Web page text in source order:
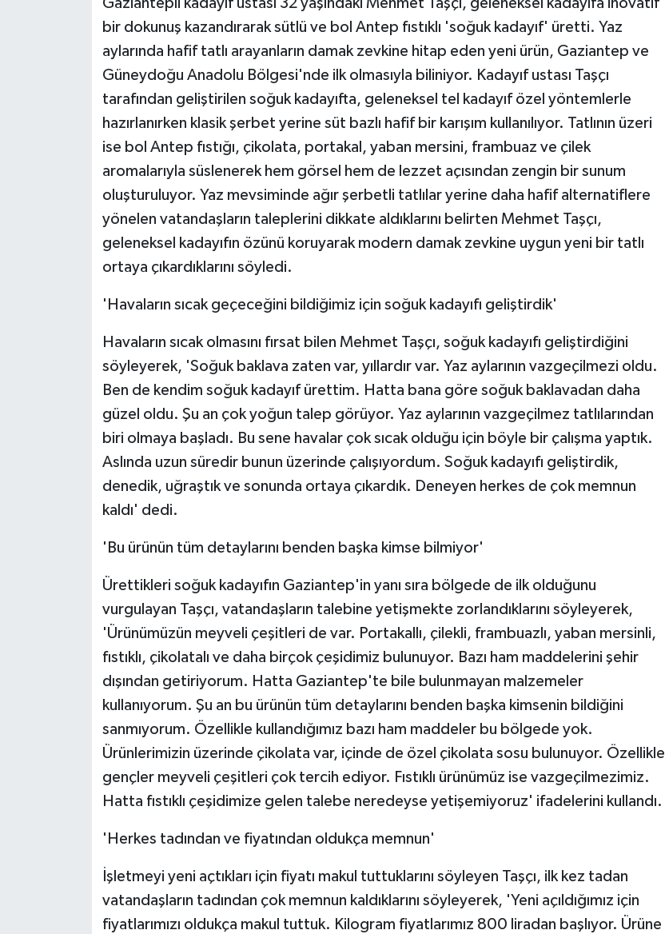
Gaziantepli kadayıf ustası 32 yaşındaki Mehmet Taşçı, geleneksel kadayıfa inovatif
bir dokunuş kazandırarak sütlü ve bol Antep fıstıklı 'soğuk kadayıf' üretti. Yaz
aylarında hafif tatlı arayanların damak zevkine hitap eden yeni ürün, Gaziantep ve
Güneydoğu Anadolu Bölgesi'nde ilk olmasıyla biliniyor. Kadayıf ustası Taşçı
tarafından geliştirilen soğuk kadayıfta, geleneksel tel kadayıf özel yöntemlerle
hazırlanırken klasik şerbet yerine süt bazlı hafif bir karışım kullanılıyor. Tatlının üzeri
ise bol Antep fıstığı, çikolata, portakal, yaban mersini, frambuaz ve çilek
aromalarıyla süslenerek hem görsel hem de lezzet açısından zengin bir sunum
oluşturuluyor. Yaz mevsiminde ağır şerbetli tatlılar yerine daha hafif alternatiflere
yönelen vatandaşların taleplerini dikkate aldıklarını belirten Mehmet Taşçı,
geleneksel kadayıfın özünü koruyarak modern damak zevkine uygun yeni bir tatlı
ortaya çıkardıklarını söyledi.
'Havaların sıcak geçeceğini bildiğimiz için soğuk kadayıfı geliştirdik'
Havaların sıcak olmasını fırsat bilen Mehmet Taşçı, soğuk kadayıfı geliştirdiğini
söyleyerek, 'Soğuk baklava zaten var, yıllardır var. Yaz aylarının vazgeçilmezi oldu.
Ben de kendim soğuk kadayıf ürettim. Hatta bana göre soğuk baklavadan daha
güzel oldu. Şu an çok yoğun talep görüyor. Yaz aylarının vazgeçilmez tatlılarından
biri olmaya başladı. Bu sene havalar çok sıcak olduğu için böyle bir çalışma yaptık.
Aslında uzun süredir bunun üzerinde çalışıyordum. Soğuk kadayıfı geliştirdik,
denedik, uğraştık ve sonunda ortaya çıkardık. Deneyen herkes de çok memnun
kaldı' dedi.
'Bu ürünün tüm detaylarını benden başka kimse bilmiyor'
Ürettikleri soğuk kadayıfın Gaziantep'in yanı sıra bölgede de ilk olduğunu
vurgulayan Taşçı, vatandaşların talebine yetişmekte zorlandıklarını söyleyerek,
'Ürünümüzün meyveli çeşitleri de var. Portakallı, çilekli, frambuazlı, yaban mersinli,
fıstıklı, çikolatalı ve daha birçok çeşidimiz bulunuyor. Bazı ham maddelerini şehir
dışından getiriyorum. Hatta Gaziantep'te bile bulunmayan malzemeler
kullanıyorum. Şu an bu ürünün tüm detaylarını benden başka kimsenin bildiğini
sanmıyorum. Özellikle kullandığımız bazı ham maddeler bu bölgede yok.
Ürünlerimizin üzerinde çikolata var, içinde de özel çikolata sosu bulunuyor. Özellikle
gençler meyveli çeşitleri çok tercih ediyor. Fıstıklı ürünümüz ise vazgeçilmezimiz.
Hatta fıstıklı çeşidimize gelen talebe neredeyse yetişemiyoruz' ifadelerini kullandı.
'Herkes tadından ve fiyatından oldukça memnun'
İşletmeyi yeni açtıkları için fiyatı makul tuttuklarını söyleyen Taşçı, ilk kez tadan
vatandaşların tadından çok memnun kaldıklarını söyleyerek, 'Yeni açıldığımız için
fiyatlarımızı oldukça makul tuttuk. Kilogram fiyatlarımız 800 liradan başlıyor. Ürüne